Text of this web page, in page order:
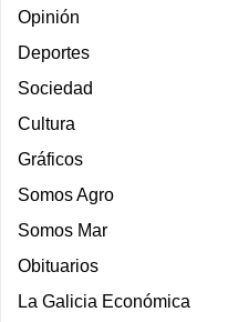
Opinión
Deportes
Sociedad
Cultura
Gráficos
Somos Agro
Somos Mar
Obituarios
La Galicia Económica